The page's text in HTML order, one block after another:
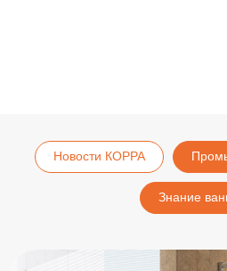
Новости КОРРА
Знание